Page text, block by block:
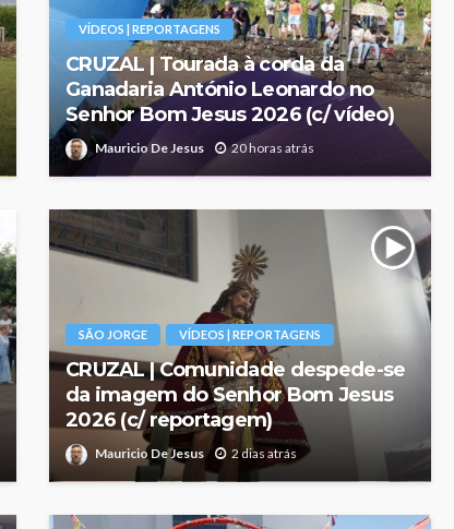
VÍDEOS | REPORTAGENS
CRUZAL | Tourada à corda da
Ganadaria António Leonardo no
Senhor Bom Jesus 2026 (c/ vídeo)
Mauricio De Jesus 20 horas atrás
SÃO JORGE VÍDEOS | REPORTAGENS
CRUZAL | Comunidade despede-se
da imagem do Senhor Bom Jesus
2026 (c/ reportagem)
Mauricio De Jesus 2 dias atrás